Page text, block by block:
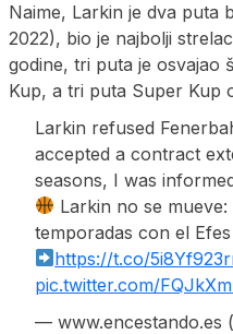
Naime, Larkin je dva puta
2022), bio je najbolji
godine, tri puta je osvajao
Kup, a tri puta Super Kup
Larkin refused
accepted a contract
seasons, I was
Larkin no se
temporadas con el Efes
https://t.co/
pic.twitter.com/
— www.encestando.es